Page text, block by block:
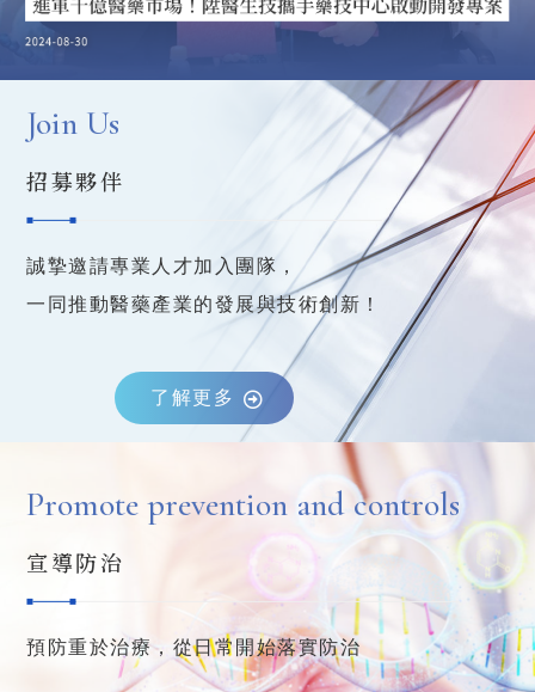
Join Us
招募夥伴
誠摯邀請專業人才加入團隊，
一同推動醫藥產業的發展與技術創新！
了解更多
Promote prevention and controls
宣導防治
預防重於治療，從日常開始落實防治